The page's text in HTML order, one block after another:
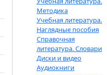
Методика
Учебная литература.
Наглядные пособия
Справочная
литература. Словари
Диски и видео
Аудиокниги